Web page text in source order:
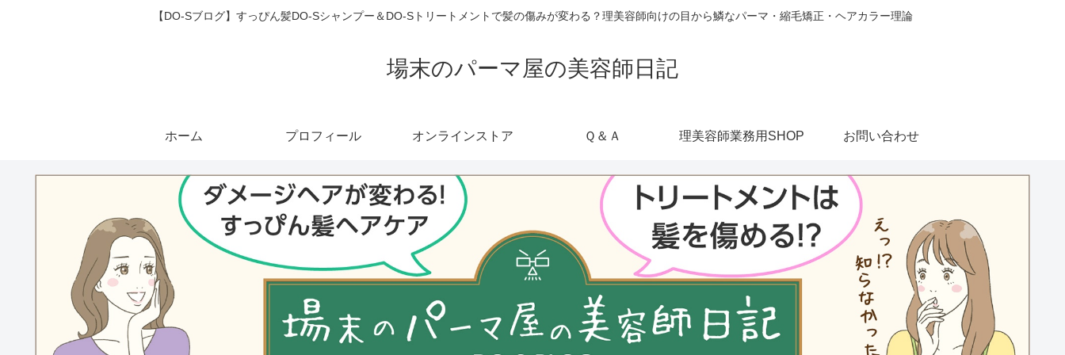
【DO-Sブログ】すっぴん髪DO-Sシャンプー＆DO-Sトリートメントで髪の傷みが変わる？理美容師向けの目から鱗なパーマ・縮毛矯正・ヘアカラー理論
場末のパーマ屋の美容師日記
ホーム プロフィール オンラインストア Ｑ＆Ａ 理美容師業務用SHOP お問い合わせ